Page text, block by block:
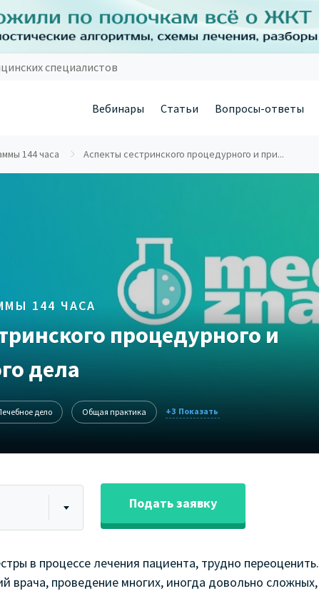
специалистов
Вебинары Статьи Вопросы-ответы
144 часа Аспекты сестринского процедурного и при...
144 ЧАСА
процедурного и
дела
дело Общая практика +3
Подать заявку
в процессе лечения пациента, трудно переоценить.
врача, проведение многих, иногда довольно сложных,